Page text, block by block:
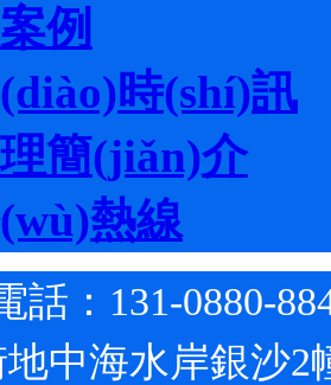
例
時(shí)訊
簡(jiǎn)介
熱線
話：131-0880-
中海水岸銀沙2